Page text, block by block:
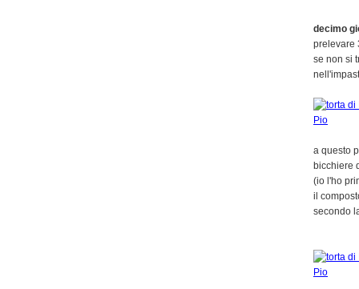
decimo
prelevare
se non si
a questo
bicchiere
(io l'ho
il
secondo